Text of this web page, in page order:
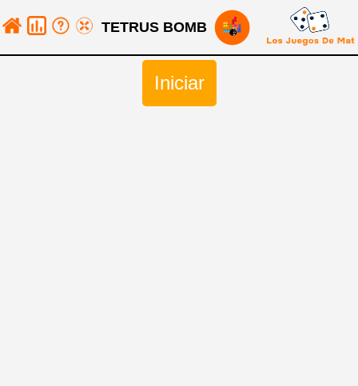
TETRUS BOMB
Iniciar